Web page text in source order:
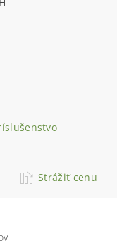
Strážiť cenu